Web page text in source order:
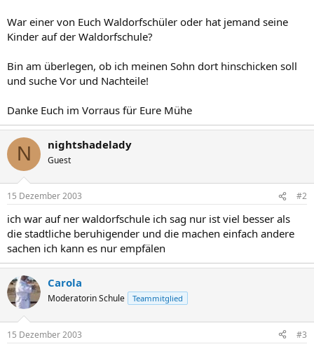
War einer von Euch Waldorfschüler oder hat jemand seine
Kinder auf der Waldorfschule?
Bin am überlegen, ob ich meinen Sohn dort hinschicken soll
und suche Vor und Nachteile!
Danke Euch im Vorraus für Eure Mühe
N nightshadelady
Guest
15 Dezember 2003 #2
ich war auf ner waldorfschule ich sag nur ist viel besser als
die stadtliche beruhigender und die machen einfach andere
sachen ich kann es nur empfälen
Carola
Moderatorin Schule Teammitglied
15 Dezember 2003 #3